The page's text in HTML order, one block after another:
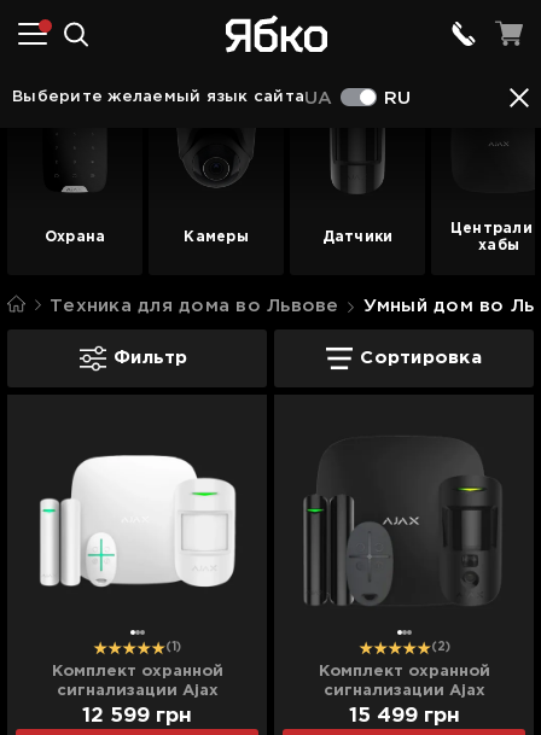
Выберите желаемый язык сайтаUA RU
Охрана Камеры Датчики
Централи
хабы
Техника для дома во Львове Умный дом во
Системы Ajax во Львове
Фильтр Сортировка
(1)
Комплект охранной
сигнализации Ajax
StarterKit 2 (White)
12 599 грн
(2)
Комплект охранной
сигнализации Ajax
StarterKit Cam (Black)
15 499 грн